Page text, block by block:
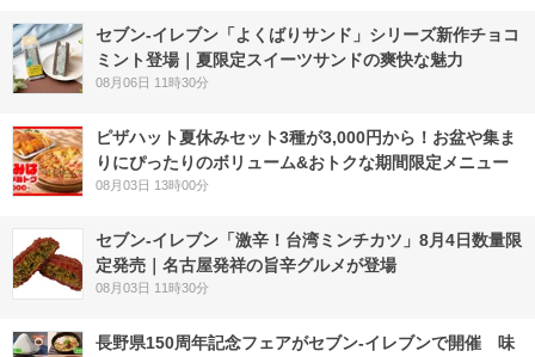
セブン‐イレブン「よくばりサンド」シリーズ新作チョコ
ミント登場｜夏限定スイーツサンドの爽快な魅力
08月06日 11時30分
ピザハット夏休みセット3種が3,000円から！お盆や集ま
りにぴったりのボリューム&おトクな期間限定メニュー
08月03日 13時00分
セブン-イレブン「激辛！台湾ミンチカツ」8月4日数量限
定発売｜名古屋発祥の旨辛グルメが登場
08月03日 11時30分
長野県150周年記念フェアがセブン-イレブンで開催 味